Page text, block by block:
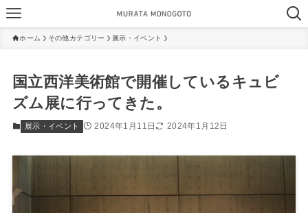
ホーム その他カテゴリー 展示・イベント
国立西洋美術館で開催しているキュビ
ズム展に行ってきた。
展示・イベント 2024年1月11日 2024年1月12日